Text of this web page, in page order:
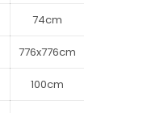
74cm
776x776cm
100cm